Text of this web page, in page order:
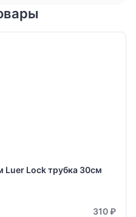
Luer Lock трубка 30см
310 ₽